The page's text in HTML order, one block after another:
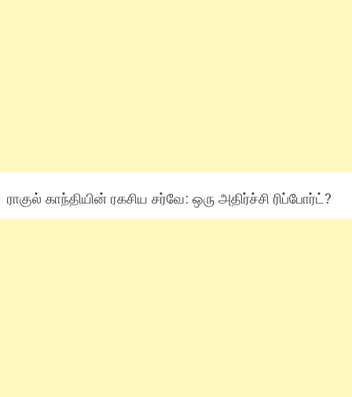
ராகுல் காந்தியின் ரகசிய சர்வே: ஒரு அதிர்ச்சி ரிப்போர்ட்?